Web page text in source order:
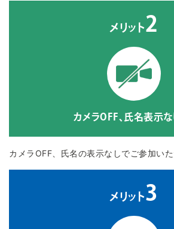
メリット2
カメラOFF、氏名表示
カメラOFF、氏名の表示なしでご参加いた
メリット3